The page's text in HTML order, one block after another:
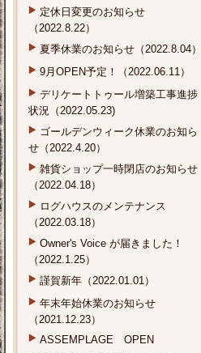
定休日変更のお知らせ
（2022.8.22）
夏季休業のお知らせ（2022.8.04）
9月OPEN予定！（2022.06.11）
デリケートトゥール増築工事進捗
状況（2022.05.23)
ゴールデンウィーク休業のお知ら
せ（2022.4.20）
雑貨ショップ一時閉店のお知らせ
（2022.04.18）
ログハウスのメンテナンス
（2022.03.18）
Owner's Voice が届きました！
（2022.1.25）
謹賀新年（2022.01.01）
年末年始休業のお知らせ
（2021.12.23）
ASSEMPLAGE OPEN